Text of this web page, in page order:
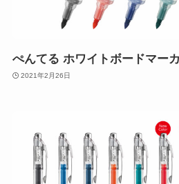
ぺんてる ホワイトボードマー
2021年2月26日